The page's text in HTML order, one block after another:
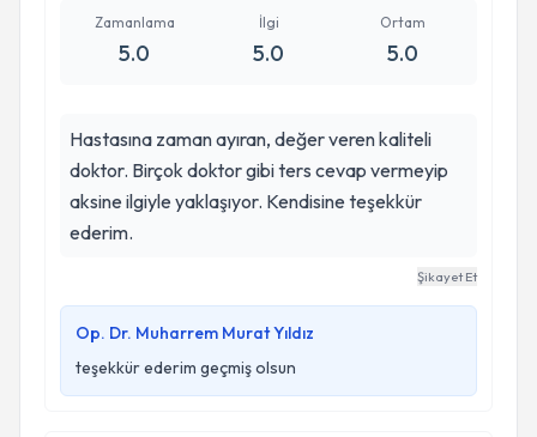
Zamanlama
5.0
İlgi
5.0
Ortam
5.0
Hastasına zaman ayıran, değer veren kaliteli
doktor. Birçok doktor gibi ters cevap vermeyip
aksine ilgiyle yaklaşıyor. Kendisine teşekkür
ederim.
Şikayet Et
Op. Dr. Muharrem Murat Yıldız
teşekkür ederim geçmiş olsun